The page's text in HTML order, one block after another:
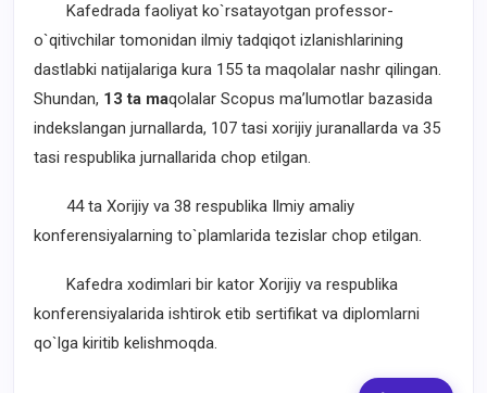
Kafedrada faoliyat ko`rsatayotgan professor-
o`qitivchilar tomonidan ilmiy tadqiqot izlanishlarining
dastlabki natijalariga kura 155 ta maqolalar nashr qilingan.
Shundan, 13 ta maqolalar Scopus ma’lumotlar bazasida
indekslangan jurnallarda, 107 tasi xorijiy juranallarda va 35
tasi respublika jurnallarida chop etilgan.
44 ta Xorijiy va 38 respublika Ilmiy amaliy
konferensiyalarning to`plamlarida tezislar chop etilgan.
Kafedra xodimlari bir kator Xorijiy va respublika
konferensiyalarida ishtirok etib sertifikat va diplomlarni
qo`lga kiritib kelishmoqda.